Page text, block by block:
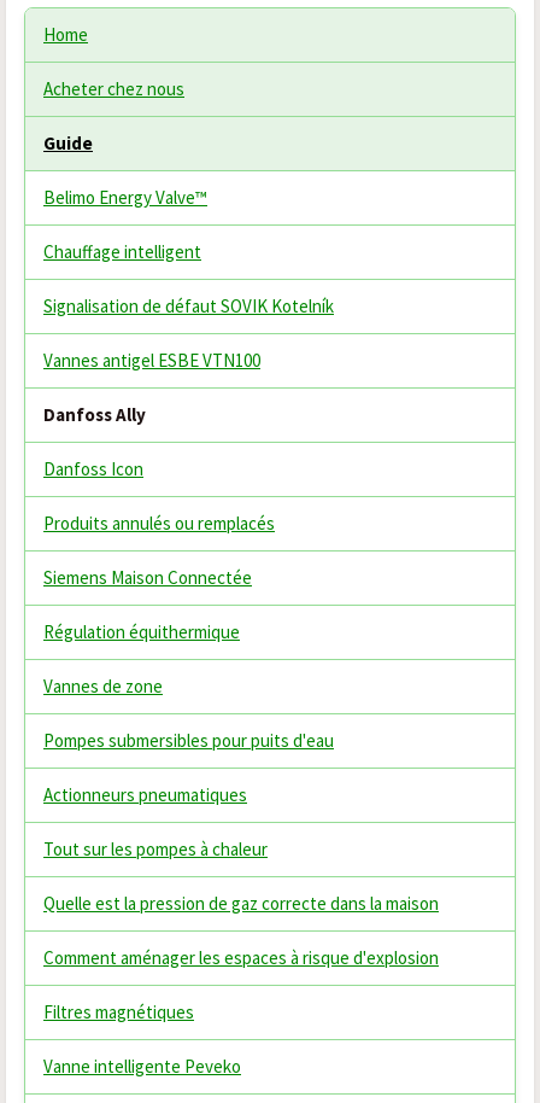
Home
Acheter chez nous
Guide
Belimo Energy Valve™
Chauffage intelligent
Signalisation de défaut SOVIK Kotelník
Vannes antigel ESBE VTN100
Danfoss Ally
Danfoss Icon
Produits annulés ou remplacés
Siemens Maison Connectée
Régulation équithermique
Vannes de zone
Pompes submersibles pour puits d'eau
Actionneurs pneumatiques
Tout sur les pompes à chaleur
Quelle est la pression de gaz correcte dans la maison
Comment aménager les espaces à risque d'explosion
Filtres magnétiques
Vanne intelligente Peveko